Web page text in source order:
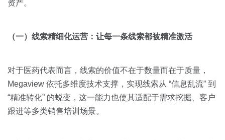
资产。
（一）线索精细化运营：让每一条线索都被精准激活
对于医药代表而言，线索的价值不在于数量而在于质量，
Megaview 依托多维度技术支撑，实现线索从 “信息乱流” 到
“精准转化” 的蜕变，这一能力也使其适配于需求挖掘、客户
跟进等多类销售培训场景。